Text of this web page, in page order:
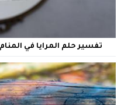
تفسير حلم المرايا في